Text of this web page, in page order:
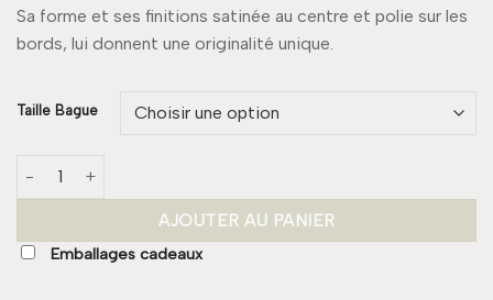
Sa forme et ses finitions satinée au centre et polie sur les
bords, lui donnent une originalité unique.
Taille Bague
quantité de Bague HEIDI
AJOUTER AU PANIER
Emballages cadeaux